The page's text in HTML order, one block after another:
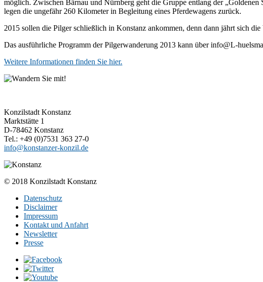
möglich. Zwischen Bärnau und Nürnberg geht die Gruppe entlang der
legen die ungefähr 260 Kilometer in Begleitung eines Pferdewagens zurück.
2015 sollen die Pilger schließlich in Konstanz ankommen, denn dann jährt sich
Das ausführliche Programm der Pilgerwanderung 2013 kann über info@L-
Weitere Informationen finden Sie hier.
Konzilstadt Konstanz
Marktstätte 1
D-78462 Konstanz
Tel.: +49 (0)7531 363 27-0
info@konstanzer-konzil.de
© 2018 Konzilstadt Konstanz
Datenschutz
Disclaimer
Impressum
Kontakt und Anfahrt
Newsletter
Presse